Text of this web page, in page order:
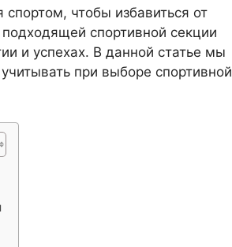
чтобы избавиться от
спортивной секции
и успехах. В данной статье мы
при выборе спортивной